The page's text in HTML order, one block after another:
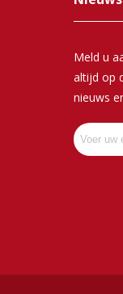
Meld u
altijd op
nieuws